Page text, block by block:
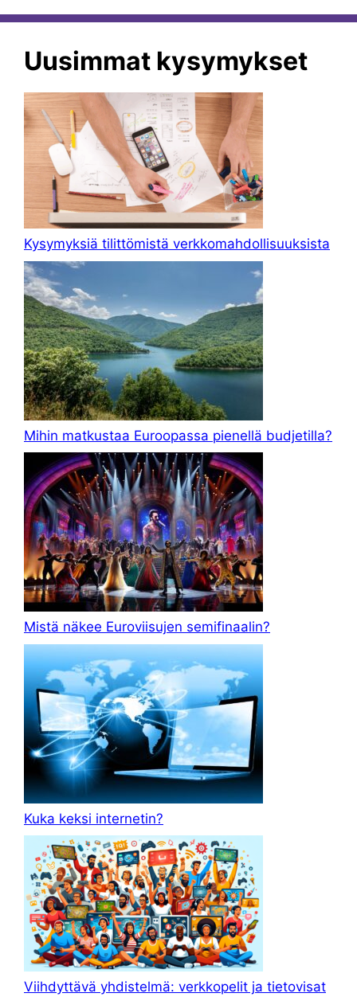
Uusimmat kysymykset
Kysymyksiä tilittömistä verkkomahdollisuuksista
Mihin matkustaa Euroopassa pienellä budjetilla?
Mistä näkee Euroviisujen semifinaalin?
Kuka keksi internetin?
Viihdyttävä yhdistelmä: verkkopelit ja tietovisat